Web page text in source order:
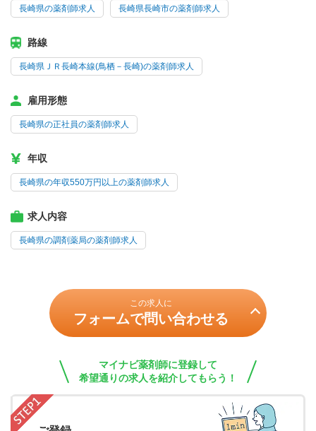
長崎県の薬剤師求人 長崎県長崎市の薬剤師求人
路線
長崎県ＪＲ長崎本線(鳥栖－長崎)の薬剤師求人
雇用形態
長崎県の正社員の薬剤師求人
年収
長崎県の年収550万円以上の薬剤師求人
求人内容
長崎県の調剤薬局の薬剤師求人
この求人に
フォームで問い合わせる
マイナビ薬剤師に登録して
希望通りの求人を紹介してもらう！